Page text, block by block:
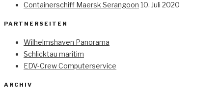
Containerschiff Maersk Serangoon 10. Juli 2020
PARTNERSEITEN
Wilhelmshaven Panorama
Schlicktau maritim
EDV-Crew Computerservice
ARCHIV